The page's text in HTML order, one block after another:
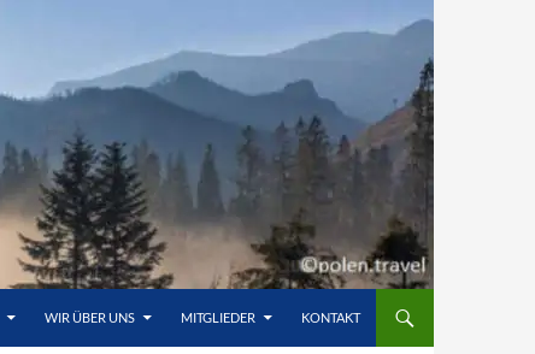
WIR ÜBER UNS MITGLIEDER KONTAKT